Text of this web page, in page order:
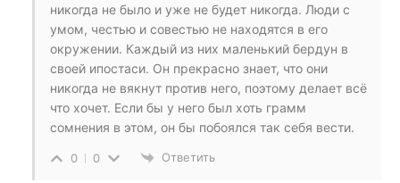
никогда не было и уже не будет никогда. Люди с
умом, честью и совестью не находятся в его
окружении. Каждый из них маленький бердун в
своей ипостаси. Он прекрасно знает, что они
никогда не вякнут против него, поэтому делает всё
что хочет. Если бы у него был хоть грамм
сомнения в этом, он бы побоялся так себя вести.
0 0 Ответить